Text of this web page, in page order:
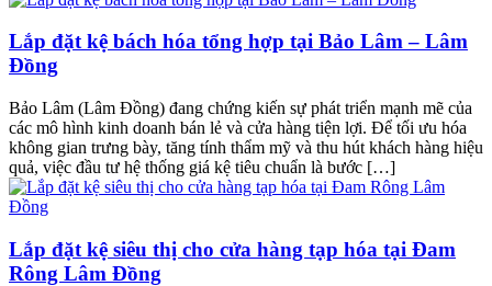
Lắp đặt kệ bách hóa tổng hợp tại Bảo Lâm – Lâm
Đồng
Bảo Lâm (Lâm Đồng) đang chứng kiến sự phát triển mạnh mẽ của
các mô hình kinh doanh bán lẻ và cửa hàng tiện lợi. Để tối ưu hóa
không gian trưng bày, tăng tính thẩm mỹ và thu hút khách hàng hiệu
quả, việc đầu tư hệ thống giá kệ tiêu chuẩn là bước […]
Lắp đặt kệ siêu thị cho cửa hàng tạp hóa tại Đam
Rông Lâm Đồng